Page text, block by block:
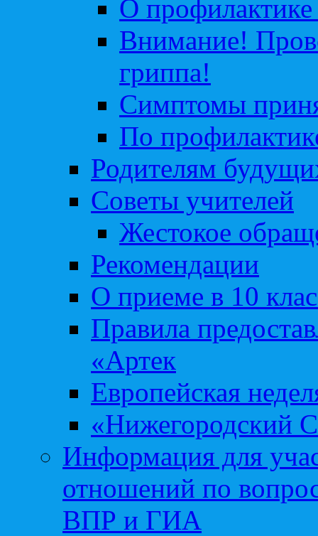
О профилактике
Внимание!
гриппа!
Симптомы
По
Родителям
Советы учителей
Жестокое
Рекомендации
О приеме в 10
Правила
«Артек
Европейская
«Нижегородский
Информация для
отношений по
ВПР и ГИА